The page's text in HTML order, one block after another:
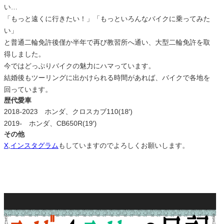
い…
「もっと遠くに行きたい！」「もっといろんなバイクに乗ってみた
い」
と普通二輪免許後僅か半年で再び教習所へ通い、大型二輪免許を取
得しました。
今ではどっぷりバイクの魅力にハマっています。
結婚後もツーリングに出かけられる時間があれば、バイクで各地を
回っています。
歴代愛車
2018‐2023 ホンダ、クロスカブ110(18′)
2019‐ ホンダ、CB650R(19′)
その他
X インスタグラムもしていますのでよろしくお願いします。